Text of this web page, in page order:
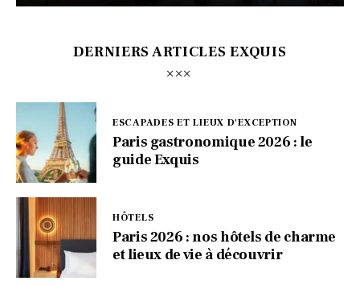
DERNIERS ARTICLES EXQUIS
ESCAPADES ET LIEUX D'EXCEPTION
Paris gastronomique 2026 : le
guide Exquis
HÔTELS
Paris 2026 : nos hôtels de charme
et lieux de vie à découvrir